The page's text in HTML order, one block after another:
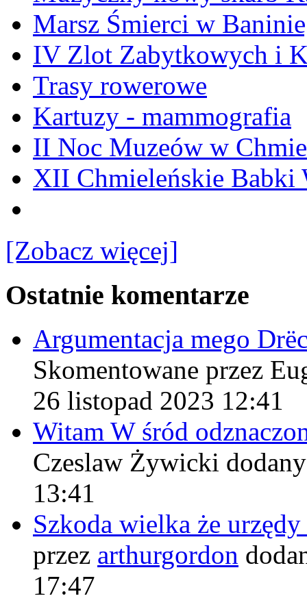
Marsz Śmierci w
IV Zlot Zabytkowych i
Trasy rowerowe
Kartuzy - mammografia
II Noc Muzeów w
XII Chmieleńskie Babki
[Zobacz więcej]
Ostatnie komentarze
Argumentacja mego
Skomentowane przez
26 listopad 2023 12:41
Witam W śród
Czeslaw Żywicki
13:41
Szkoda wielka że
przez arthurgordon
17:47